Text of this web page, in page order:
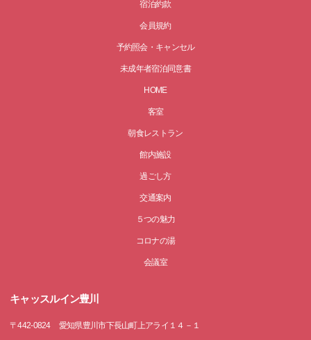
宿泊約款
会員規約
予約照会・キャンセル
未成年者宿泊同意書
HOME
客室
朝食レストラン
館内施設
過ごし方
交通案内
５つの魅力
コロナの湯
会議室
キャッスルイン豊川
〒442-0824 愛知県豊川市下長山町上アライ１４－１